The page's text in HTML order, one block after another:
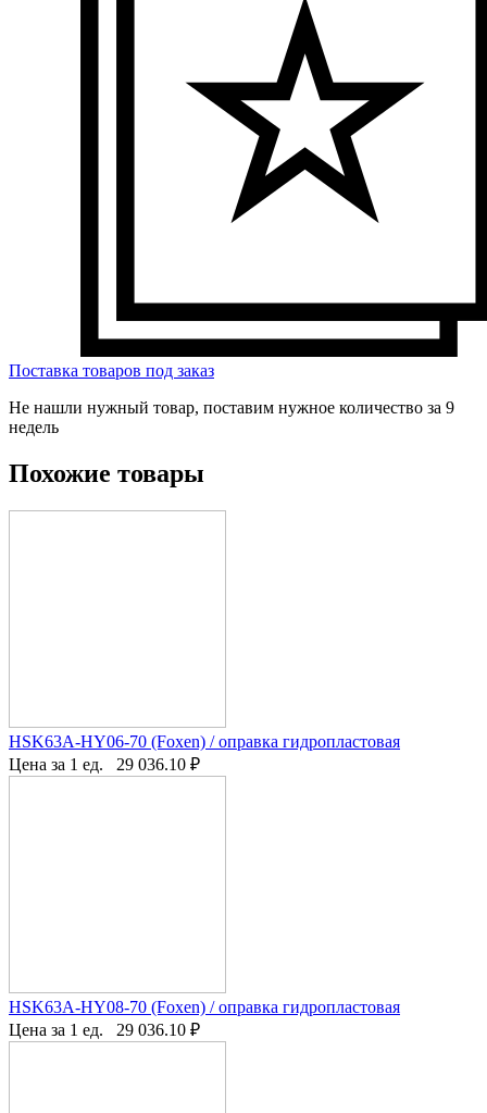
Поставка товаров под заказ
Не нашли нужный товар, поставим нужное количество за 9
недель
Похожие товары
HSK63A-HY06-70 (Foxen) / оправка гидропластовая
Цена за 1 ед.
29 036.10 ₽
HSK63A-HY08-70 (Foxen) / оправка гидропластовая
Цена за 1 ед.
29 036.10 ₽